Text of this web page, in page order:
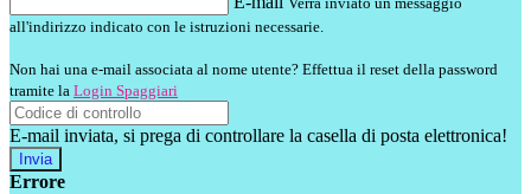
all'indirizzo indicato con le istruzioni necessarie.
Non hai una e-mail associata al nome utente? Effettua il reset della password
tramite la Login Spaggiari
E-mail inviata, si prega di controllare la casella di posta elettronica!
Errore